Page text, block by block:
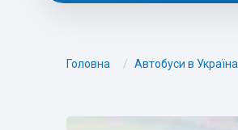
Головна Автобуси в Україна